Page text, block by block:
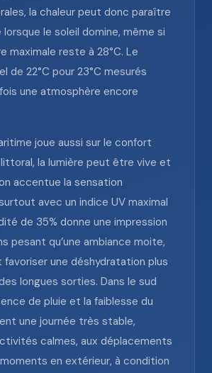
la chaleur peut donc paraître
le soleil domine, même si
maximale reste à 28°C. Le
de 22°C pour 23°C mesurés
une atmosphère encore
joue aussi sur le confort
la lumière peut être vive et
accentue la sensation
avec un indice UV maximal
de 35% donne une impression
pesant qu’une ambiance moite,
favoriser une déshydratation plus
longues sorties. Dans le sud
de pluie et la faiblesse du
une journée très stable,
calmes, aux déplacements
en extérieur, à condition